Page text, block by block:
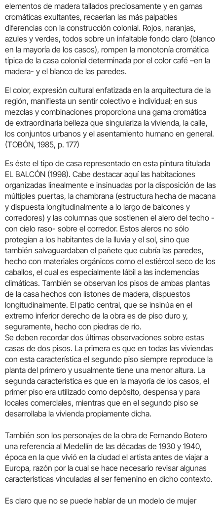
elementos de madera tallados preciosamente y en gamas
cromáticas exultantes, recaerían las más palpables
diferencias con la construcción colonial. Rojos, naranjas,
azules y verdes, todos sobre un infaltable fondo claro (blanco
en la mayoría de los casos), rompen la monotonía cromática
típica de la casa colonial determinada por el color café –en la
madera- y el blanco de las paredes.
El color, expresión cultural enfatizada en la arquitectura de la
región, manifiesta un sentir colectivo e individual; en sus
mezclas y combinaciones proporciona una gama cromática
de extraordinaria belleza que singulariza la vivienda, la calle,
los conjuntos urbanos y el asentamiento humano en general.
(TOBÓN, 1985, p. 177)
Es éste el tipo de casa representado en esta pintura titulada
EL BALCÓN (1998). Cabe destacar aquí las habitaciones
organizadas linealmente e insinuadas por la disposición de las
múltiples puertas, la chambrana (estructura hecha de macana
y dispuesta longitudinalmente a lo largo de balcones y
corredores) y las columnas que sostienen el alero del techo -
con cielo raso- sobre el corredor. Estos aleros no sólo
protegían a los habitantes de la lluvia y el sol, sino que
también salvaguardaban el pañete que cubría las paredes,
hecho con materiales orgánicos como el estiércol seco de los
caballos, el cual es especialmente lábil a las inclemencias
climáticas. También se observan los pisos de ambas plantas
de la casa hechos con listones de madera, dispuestos
longitudinalmente. El patio central, que se insinúa en el
extremo inferior derecho de la obra es de piso duro y,
seguramente, hecho con piedras de río.
Se deben recordar dos últimas observaciones sobre estas
casas de dos pisos. La primera es que en todas las viviendas
con esta característica el segundo piso siempre reproduce la
planta del primero y usualmente tiene una menor altura. La
segunda característica es que en la mayoría de los casos, el
primer piso era utilizado como depósito, despensa y para
locales comerciales, mientras que en el segundo piso se
desarrollaba la vivienda propiamente dicha.
También son los personajes de la obra de Fernando Botero
una referencia al Medellín de las décadas de 1930 y 1940,
época en la que vivió en la ciudad el artista antes de viajar a
Europa, razón por la cual se hace necesario revisar algunas
características vinculadas al ser femenino en dicho contexto.
Es claro que no se puede hablar de un modelo de mujer